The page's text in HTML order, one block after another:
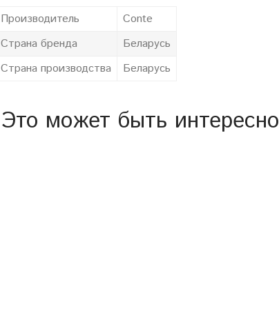
Производитель
Conte
Страна бренда
Беларусь
Страна производства
Беларусь
Это может быть интересно